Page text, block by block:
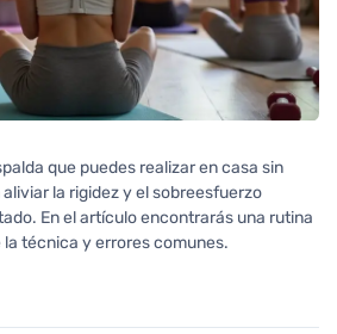
que puedes realizar en casa sin
la rigidez y el sobreesfuerzo
En el artículo encontrarás una rutina
técnica y errores comunes.